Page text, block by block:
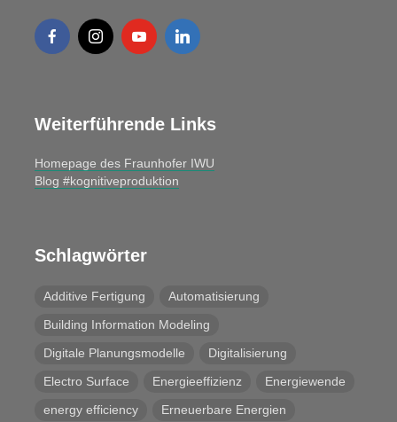
Weiterführende Links
Homepage des Fraunhofer IWU
Blog #kognitiveproduktion
Schlagwörter
Additive Fertigung
Automatisierung
Building Information Modeling
Digitale Planungsmodelle
Digitalisierung
Electro Surface
Energieeffizienz
Energiewende
energy efficiency
Erneuerbare Energien